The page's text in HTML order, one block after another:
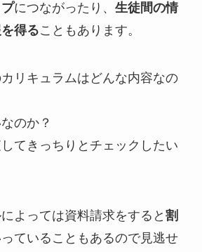
につながったり、 生徒間の情
得ることもあります。
リキュラムはどんな内容なの
のか？
てきっちりとチェックしたい
よっては資料請求をすると割
ていることもあるので見逃せ